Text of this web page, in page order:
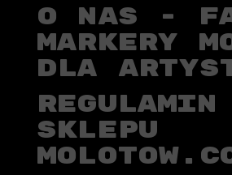
O NAS -
MARKERY
DLA
REGULAMIN
SKLEPU